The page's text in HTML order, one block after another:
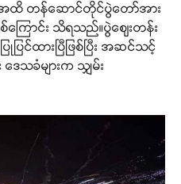
ထိ တန်ဆောင်တိုင်ပွဲတော်အား
ြောင်း သိရသည်။ပွဲဈေးတန်း
ြုပြင်ထားပြီဖြစ်ပြီး အဆင်သင့်
ေသခံများက သျှမ်း